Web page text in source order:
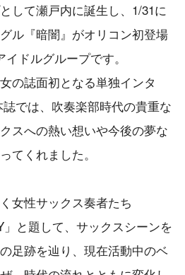
して瀬戸内に誕生し、1/31に
ル『暗闇』がオリコン初登場
ドルグループです。
の誌面初となる単独インタ
では、吹奏楽部時代の貴重な
スへの熱い想いや今後の夢な
てくれました。
女性サックス奏者たち
」と題して、サックスシーンを
足跡を辿り、現在活動中のベ